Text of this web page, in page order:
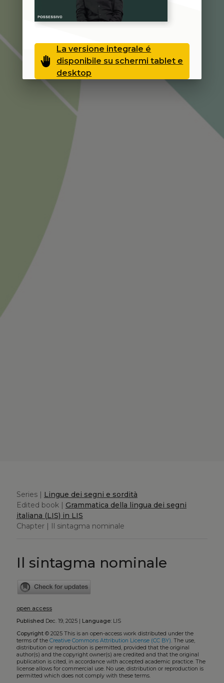
Series | Lingue dei segni e sordità
Edited book | Grammatica della lingua dei segni
italiana (LIS) in LIS
Chapter | Il sintagma nominale
Il sintagma nominale
open access
Published Dec. 19, 2025 | Language:LIS
Copyright© 2025 This is an open-access work distributed under the
terms of the Creative Commons Attribution License (CC BY). The use,
distribution or reproduction is permitted, provided that the original
author(s) and the copyright owner(s) are credited and that the original
publication is cited, in accordance with accepted academic practice. The
license allows for commercial use. No use, distribution or reproduction is
permitted which does not comply with these terms.
back_hand
La versione integrale é
disponibile su schermi tablet e
desktop